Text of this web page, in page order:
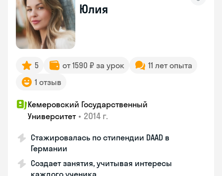
Юлия
5 от 1590 ₽ за урок
11 лет опыта
1 отзыв
Кемеровский Государственный
Университет • 2014 г.
Стажировалась по стипендии DAAD в
Германии
Создает занятия, учитывая интересы
каждого ученика